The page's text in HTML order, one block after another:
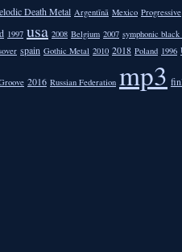
Death Metal Argentīnā Mexico Progressive
1997 usa 2008 Belgium 2007 symphonic
spain Gothic Metal 2010 2018 Poland 1996
2016 Russian Federation mp3